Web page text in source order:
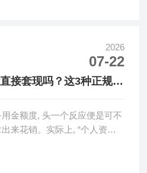
2026
07-22
接套现吗？这3种正规渠
金额度, 头一个反应便是可不
来花销。实际上, “个人资金